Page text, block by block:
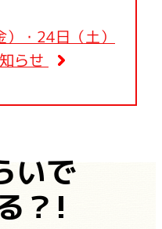
・24日（土）
らせ
いで
？!